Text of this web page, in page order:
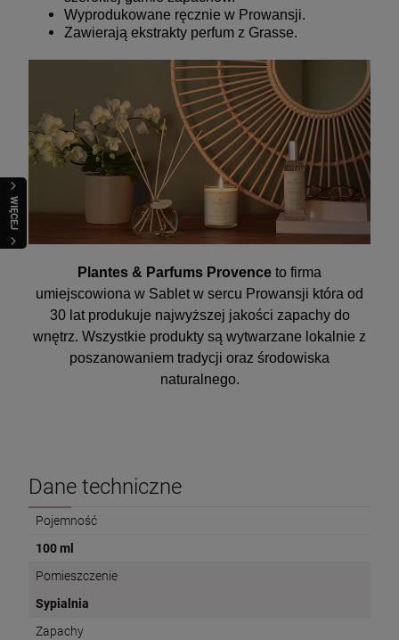
WIĘCEJ
Wyprodukowane ręcznie w Prowansji.
Zawierają ekstrakty perfum z Grasse.
Plantes & Parfums Provence to firma
umiejscowiona w Sablet w sercu Prowansji która od
30 lat produkuje najwyższej jakości zapachy do
wnętrz. Wszystkie produkty są wytwarzane lokalnie z
poszanowaniem tradycji oraz środowiska
naturalnego.
Dane techniczne
Pojemność
100 ml
Pomieszczenie
Sypialnia
Zapachy